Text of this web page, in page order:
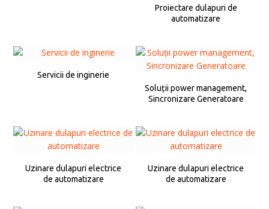
Proiectare dulapuri de
automatizare
Servicii de inginerie
Soluții power management,
Sincronizare Generatoare
Uzinare dulapuri electrice
de automatizare
Uzinare dulapuri electrice
de automatizare